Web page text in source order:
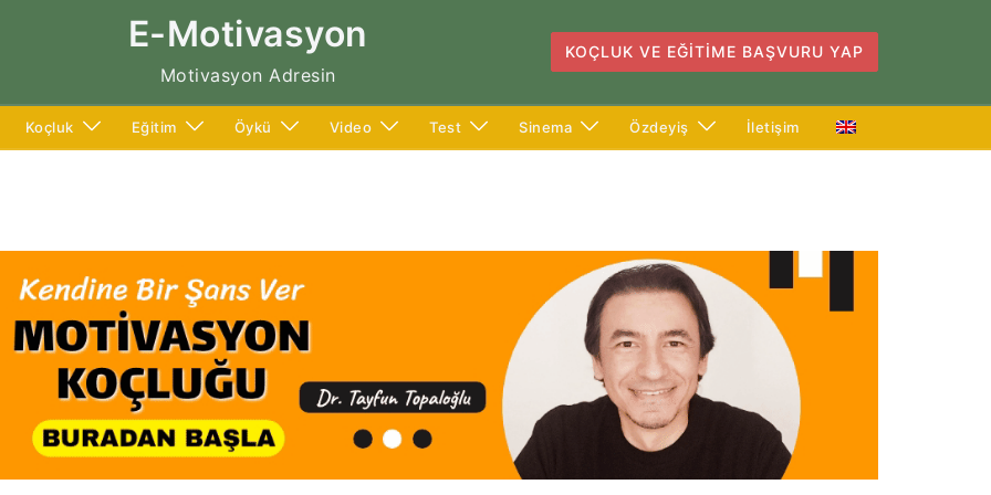
E-Motivasyon
Motivasyon Adresin
KOÇLUK VE EĞITIME BAŞVURU YAP
Koçluk Eğitim Öykü Video Test Sinema Özdeyiş İletişim